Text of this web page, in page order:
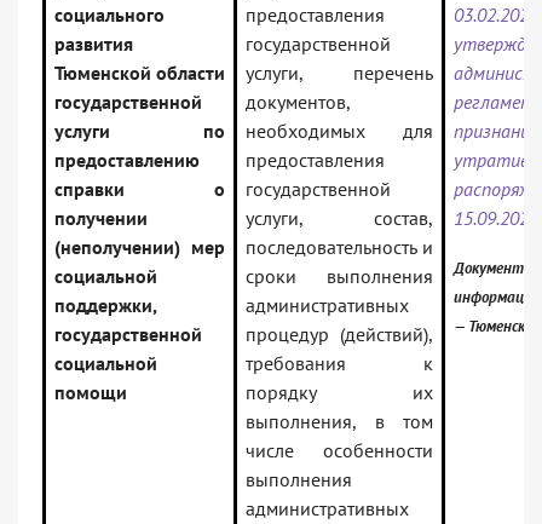
социального
развития
Тюменской области
государственной
услуги по
предоставлению
справки о
получении
(неполучении) мер
социальной
поддержки,
государственной
социальной
помощи
предоставления
государственной
услуги, перечень
документов,
необходимых для
предоставления
государственной
услуги, состав,
последовательность и
сроки выполнения
административных
процедур (действий),
требования к
порядку их
выполнения, в том
числе особенности
выполнения
административных
признании
Документ
—